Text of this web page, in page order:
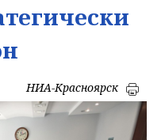
НИА-Красноярск